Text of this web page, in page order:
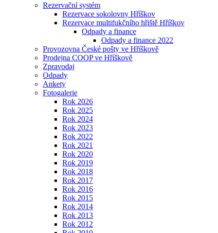
Rezervační systém
Rezervace sokolovny Hříškov
Rezervace multifukčního hřiště Hříškov
Odpady a finance
Odpady a finance 2022
Provozovna České pošty ve Hříškově
Prodejna COOP ve Hříškově
Zpravodaj
Odpady
Ankety
Fotogalerie
Rok 2026
Rok 2025
Rok 2024
Rok 2023
Rok 2022
Rok 2021
Rok 2020
Rok 2019
Rok 2018
Rok 2017
Rok 2016
Rok 2015
Rok 2014
Rok 2013
Rok 2012